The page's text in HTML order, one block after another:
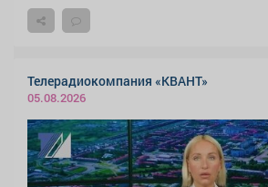
Телерадиокомпания «КВАНТ»
05.08.2026